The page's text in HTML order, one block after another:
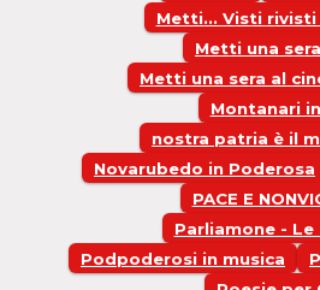
Metti... Visti rivisti
Metti una
Metti una sera al
Montanari
nostra patria è il
Novarubedo in Poderosa
PACE E
Parliamone -
Podpoderosi in musica